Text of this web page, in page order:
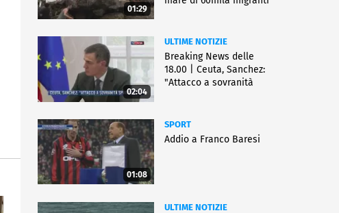
01:29
02:04
ULTIME NOTIZIE
Breaking News delle
18.00 | Ceuta, Sanchez:
"Attacco a sovranità
01:08
SPORT
Addio a Franco Baresi
ULTIME NOTIZIE